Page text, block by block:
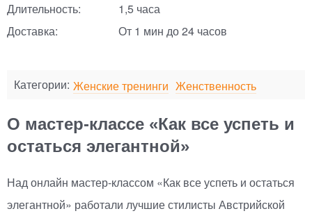
Длительность:
1,5 часа
Доставка:
От 1 мин до 24 часов
Категории: Женские тренинги Женственность
О мастер-классе «Как все успеть и
остаться элегантной»
Над онлайн мастер-классом «Как все успеть и остаться
элегантной» работали лучшие стилисты Австрийской